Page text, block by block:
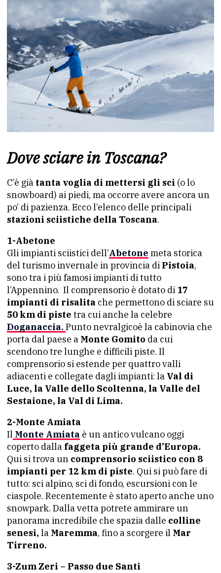
Dove sciare in Toscana?
C’è già tanta voglia di mettersi gli sci (o lo
snowboard) ai piedi, ma occorre avere ancora un
po’ di pazienza. Ecco l’elenco delle principali
stazioni sciistiche della Toscana.
1-Abetone
Gli impianti sciistici dell’Abetone meta storica
del turismo invernale in provincia di Pistoia,
sono tra i più famosi impianti di tutto
l’Appennino. Il comprensorio è dotato di 17
impianti di risalita che permettono di sciare su
50 km di piste tra cui anche la celebre
Doganaccia. Punto nevralgicoè la cabinovia che
porta dal paese a Monte Gomito da cui
scendono tre lunghe e difficili piste. Il
comprensorio si estende per quattro valli
adiacenti e collegate dagli impianti: la Val di
Luce, la Valle dello Scoltenna, la Valle del
Sestaione, la Val di Lima.
2-Monte Amiata
Il Monte Amiata è un antico vulcano oggi
coperto dalla faggeta più grande d’Europa.
Qui si trova un comprensorio sciistico con 8
impianti per 12 km di piste. Qui si può fare di
tutto: sci alpino, sci di fondo, escursioni con le
ciaspole. Recentemente è stato aperto anche uno
snowpark. Dalla vetta potrete ammirare un
panorama incredibile che spazia dalle colline
senesi, la Maremma, fino a scorgere il Mar
Tirreno.
3-Zum Zeri – Passo due Santi